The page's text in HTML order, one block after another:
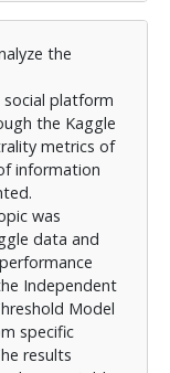
Τα
στο
ποικιλία
ίδια δεδομένα
που έχει
βαθμού
δείχνουν ότι
the
platform
the Kaggle
metrics of
information
was
data and
Independent
Model
specific
results